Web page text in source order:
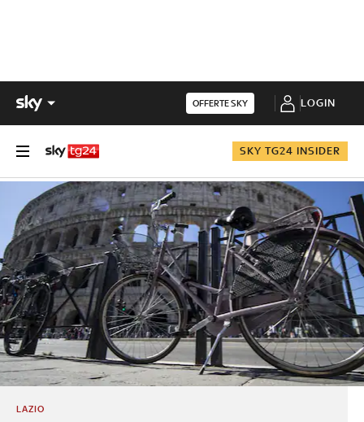
OFFERTE SKY LOGIN
SKY TG24 INSIDER
LAZIO